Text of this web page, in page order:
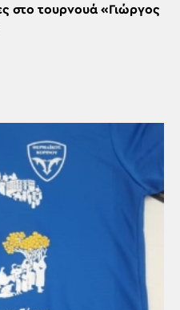
στο τουρνουά «Γιώργος